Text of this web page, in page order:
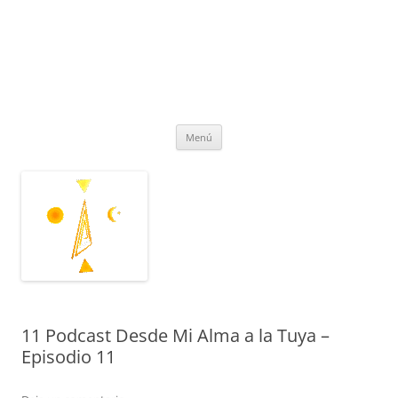
Menú
11 Podcast Desde Mi Alma a la Tuya –
Episodio 11